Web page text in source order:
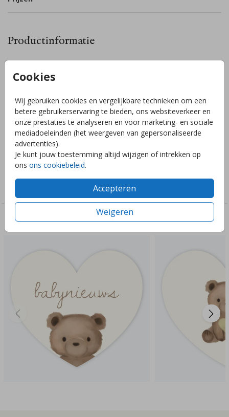
Cookies
Wij gebruiken cookies en vergelijkbare technieken om een
betere gebruikerservaring te bieden, ons websiteverkeer en
onze prestaties te analyseren en voor marketing- en sociale
mediadoeleinden (het weergeven van gepersonaliseerde
advertenties).
Je kunt jouw toestemming altijd wijzigen of intrekken op
ons ons cookiebeleid.
Accepteren
Weigeren
Productinformatie
Ontwerp zelf je sluitzegel. Bewerk de sluitzegel naar eigen
bestellen per 25 stuks. Heb je zelf een idee voor een
sluitzegel of kom je er niet uit? Stuur mij een berichtje en ik
help je graag!
Toon meer
Deze ontwerpen vind je misschien ook leuk